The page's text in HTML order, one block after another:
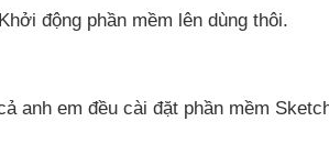
động phần mềm lên dùng thôi.
anh em đều cài đặt phần mềm